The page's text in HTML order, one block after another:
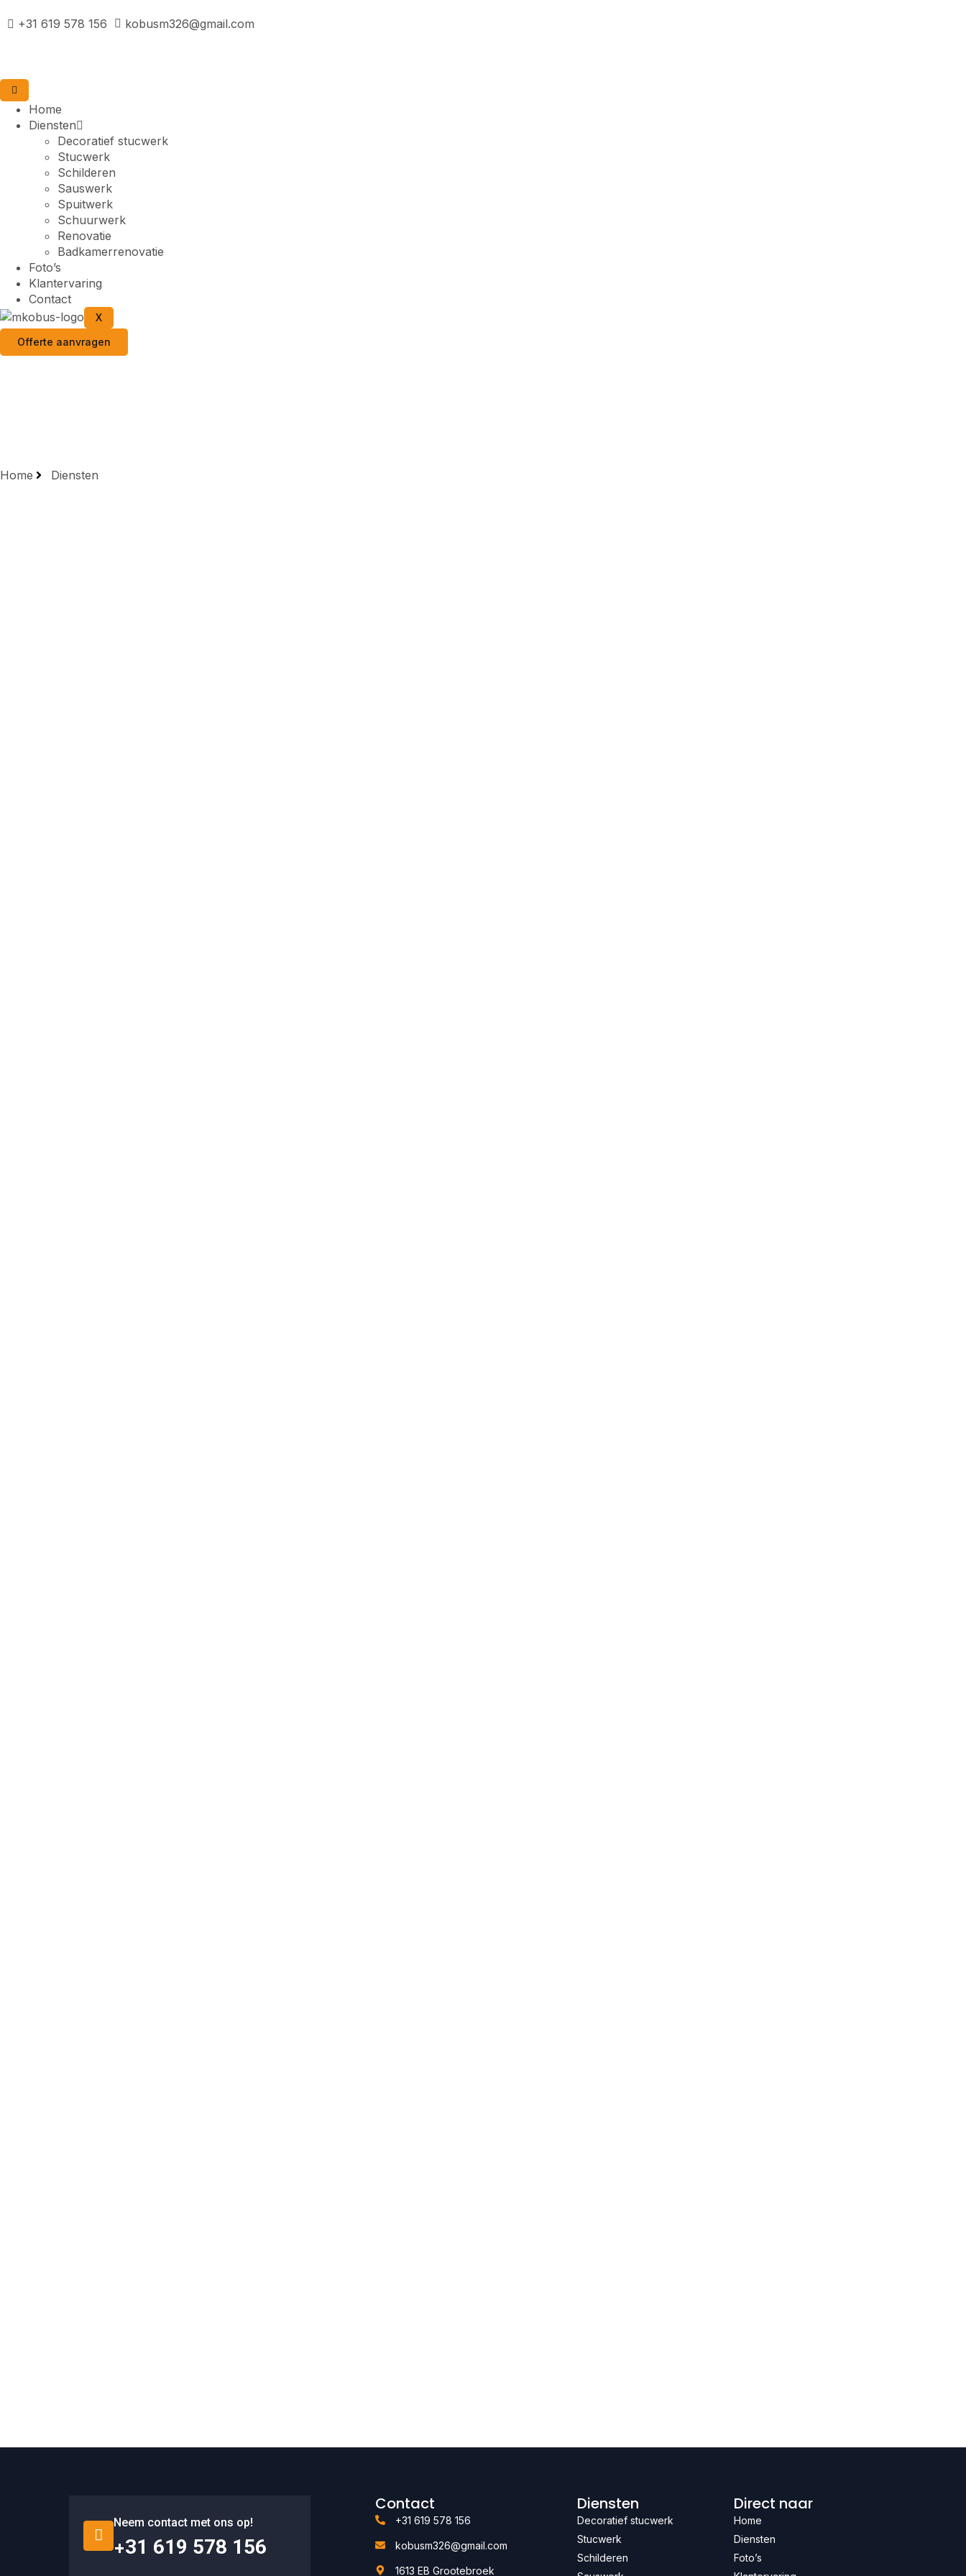
+31 619 578 156 kobusm326@gmail.com
Home
Diensten
Decoratief stucwerk
Stucwerk
Schilderen
Sauswerk
Spuitwerk
Schuurwerk
Renovatie
Badkamerrenovatie
Foto’s
Klantervaring
Contact
X
Offerte aanvragen
Home Diensten
Neem contact met ons op!
+31 619 578 156
Contact
+31 619 578 156
kobusm326@gmail.com
1613 EB Grootebroek
Diensten
Decoratief stucwerk
Stucwerk
Schilderen
Direct naar
Home
Diensten
Foto’s